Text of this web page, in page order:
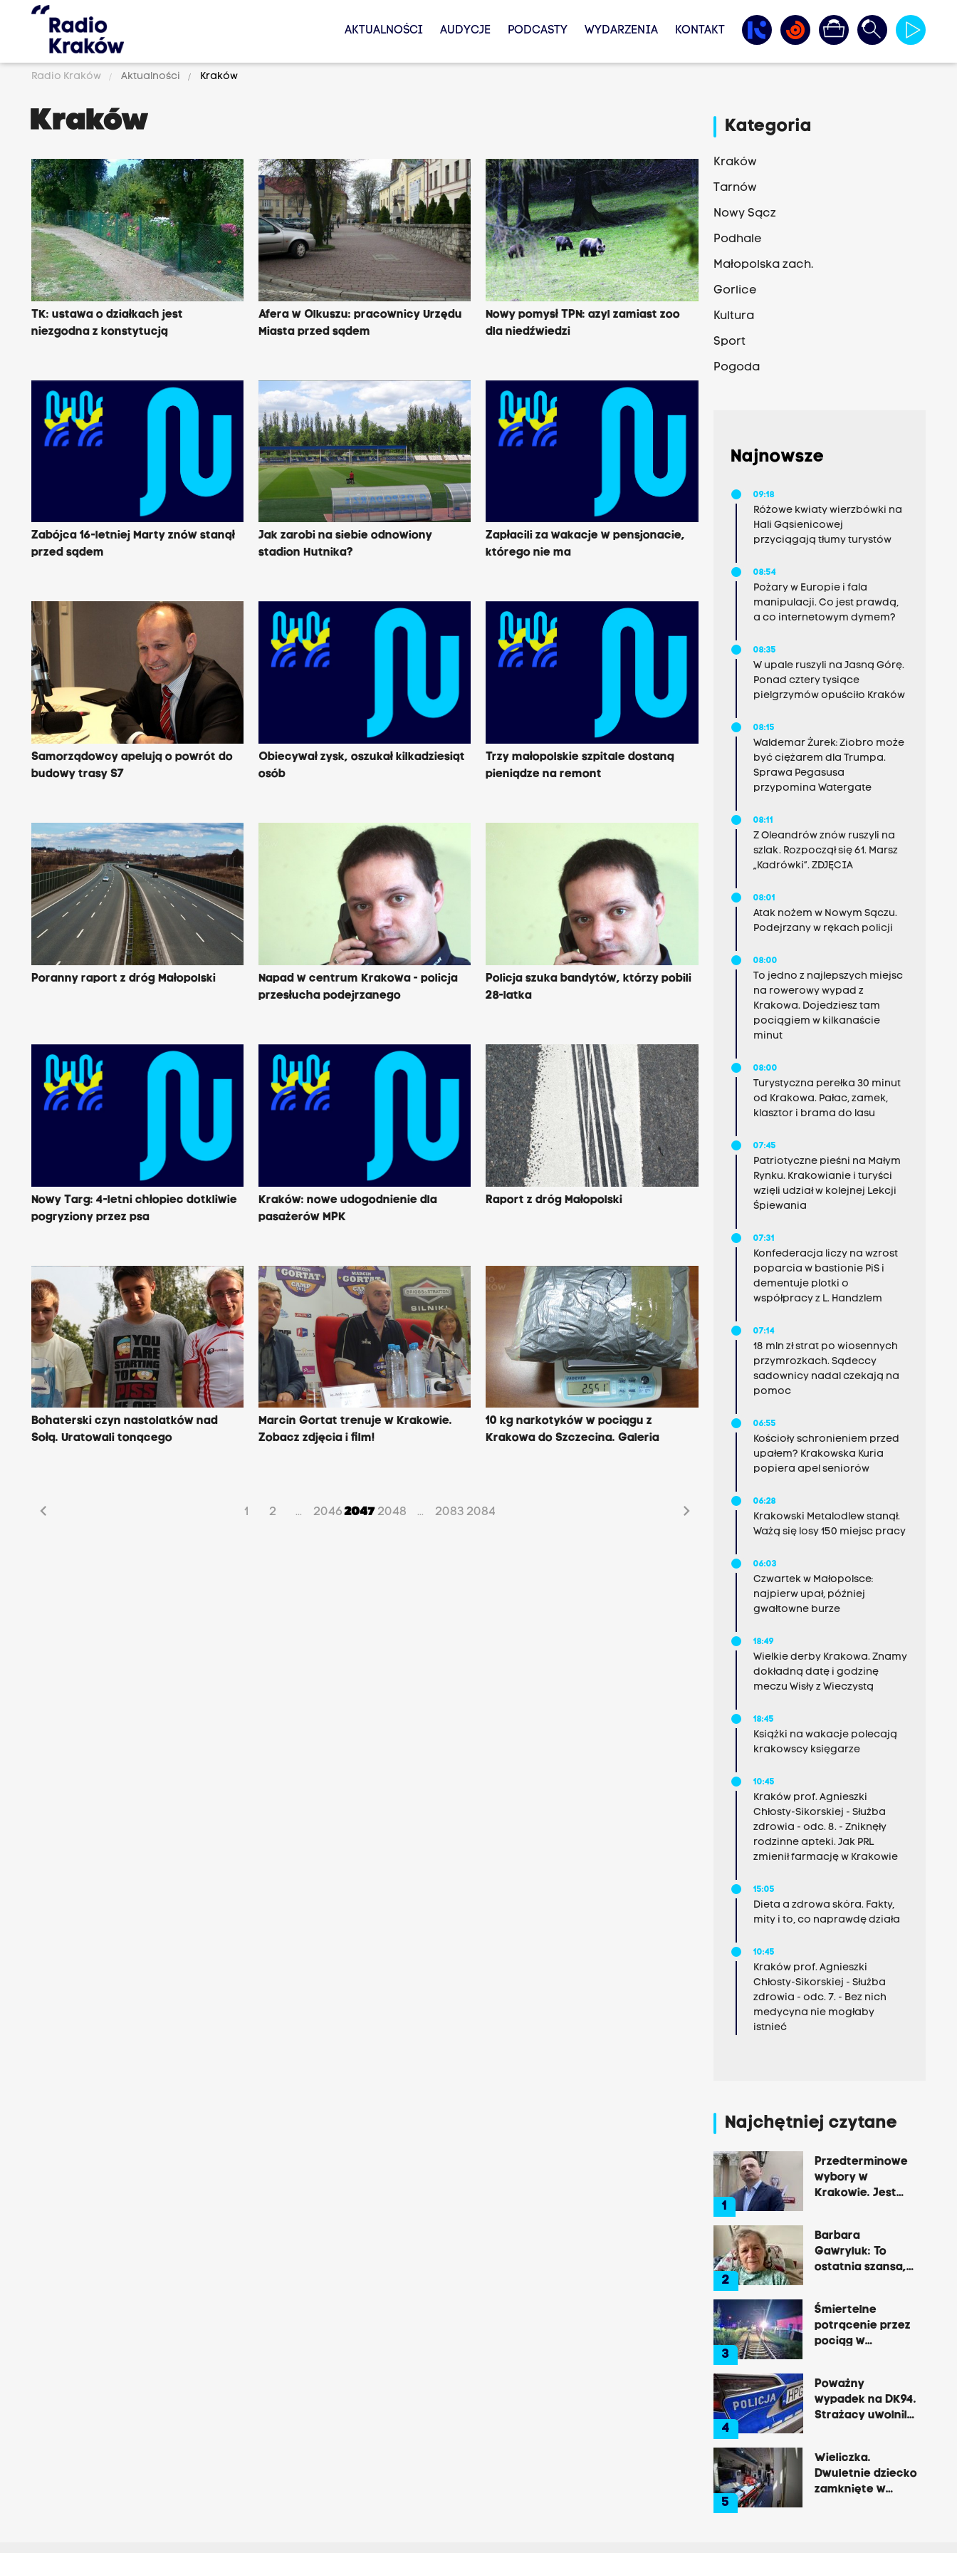
AKTUALNOŚCI AUDYCJE PODCASTY WYDARZENIA KONTAKT
Radio Kraków Aktualności Kraków
Kraków
TK: ustawa o działkach jest
niezgodna z konstytucją
Afera w Olkuszu: pracownicy Urzędu
Miasta przed sądem
Nowy pomysł TPN: azyl zamiast zoo
dla niedźwiedzi
Zabójca 16-letniej Marty znów stanął
przed sądem
Jak zarobi na siebie odnowiony
stadion Hutnika?
Zapłacili za wakacje w pensjonacie,
którego nie ma
Samorządowcy apelują o powrót do
budowy trasy S7
Obiecywał zysk, oszukał kilkadziesiąt
osób
Trzy małopolskie szpitale dostaną
pieniądze na remont
Poranny raport z dróg Małopolski
Napad w centrum Krakowa - policja
przesłucha podejrzanego
Policja szuka bandytów, którzy pobili
28-latka
Nowy Targ: 4-letni chłopiec dotkliwie
pogryziony przez psa
Kraków: nowe udogodnienie dla
pasażerów MPK
Raport z dróg Małopolski
Bohaterski czyn nastolatków nad
Sołą. Uratowali tonącego
Marcin Gortat trenuje w Krakowie.
Zobacz zdjęcia i film!
10 kg narkotyków w pociągu z
Krakowa do Szczecina. Galeria
chevron_left 1 2 ... 2046 20472048 ... 2083 2084 chevron_right
Kategoria
Kraków
Tarnów
Nowy Sącz
Podhale
Małopolska zach.
Gorlice
Kultura
Sport
Pogoda
Najnowsze
09:18
Różowe kwiaty wierzbówki na
Hali Gąsienicowej
przyciągają tłumy turystów
08:54
Pożary w Europie i fala
manipulacji. Co jest prawdą,
a co internetowym dymem?
08:35
W upale ruszyli na Jasną Górę.
Ponad cztery tysiące
pielgrzymów opuściło Kraków
08:15
Waldemar Żurek: Ziobro może
być ciężarem dla Trumpa.
Sprawa Pegasusa
przypomina Watergate
08:11
Z Oleandrów znów ruszyli na
szlak. Rozpoczął się 61. Marsz
„Kadrówki”. ZDJĘCIA
08:01
Atak nożem w Nowym Sączu.
Podejrzany w rękach policji
08:00
To jedno z najlepszych miejsc
na rowerowy wypad z
Krakowa. Dojedziesz tam
pociągiem w kilkanaście
minut
08:00
Turystyczna perełka 30 minut
od Krakowa. Pałac, zamek,
klasztor i brama do lasu
07:45
Patriotyczne pieśni na Małym
Rynku. Krakowianie i turyści
wzięli udział w kolejnej Lekcji
Śpiewania
07:31
Konfederacja liczy na wzrost
poparcia w bastionie PiS i
dementuje plotki o
współpracy z L. Handzlem
07:14
18 mln zł strat po wiosennych
przymrozkach. Sądeccy
sadownicy nadal czekają na
pomoc
06:55
Kościoły schronieniem przed
upałem? Krakowska Kuria
popiera apel seniorów
06:28
Krakowski Metalodlew stanął.
Ważą się losy 150 miejsc pracy
06:03
Czwartek w Małopolsce:
najpierw upał, później
gwałtowne burze
18:49
Wielkie derby Krakowa. Znamy
dokładną datę i godzinę
meczu Wisły z Wieczystą
18:45
Książki na wakacje polecają
krakowscy księgarze
10:45
Kraków prof. Agnieszki
Chłosty-Sikorskiej - Służba
zdrowia - odc. 8. - Zniknęły
rodzinne apteki. Jak PRL
zmienił farmację w Krakowie
15:05
Dieta a zdrowa skóra. Fakty,
mity i to, co naprawdę działa
10:45
Kraków prof. Agnieszki
Chłosty-Sikorskiej - Służba
zdrowia - odc. 7. - Bez nich
medycyna nie mogłaby
istnieć
Najchętniej czytane
1
Przedterminowe
wybory w
Krakowie. Jest
2
Barbara
Gawryluk: To
ostatnia szansa,
chorobie
3
Śmiertelne
potrącenie przez
pociąg w
trasie do Krakowa
4
Poważny
wypadek na DK94.
Strażacy uwolnili
5
Wieliczka.
Dwuletnie dziecko
zamknięte w